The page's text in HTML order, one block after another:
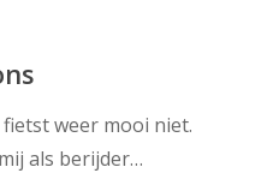
weer mooi niet.
als berijder…